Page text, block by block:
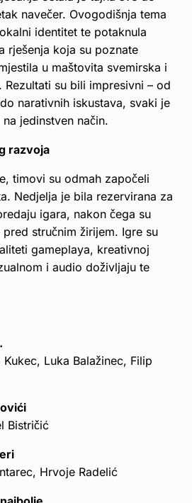
navečer. Ovogodišnja tema
identitet te potaknula
rješenja koja su poznate
u maštovita svemirska i
Rezultati su bili impresivni – od
narativnih iskustava, svaki je
jedinstven način.
razvoja
timovi su odmah započeli
Nedjelja je bila rezervirana za
igara, nakon čega su
stručnim žirijem. Igre su
gameplaya, kreativnoj
i audio doživljaju te
Luka Balažinec, Filip
Bistričić
Hrvoje Radelić